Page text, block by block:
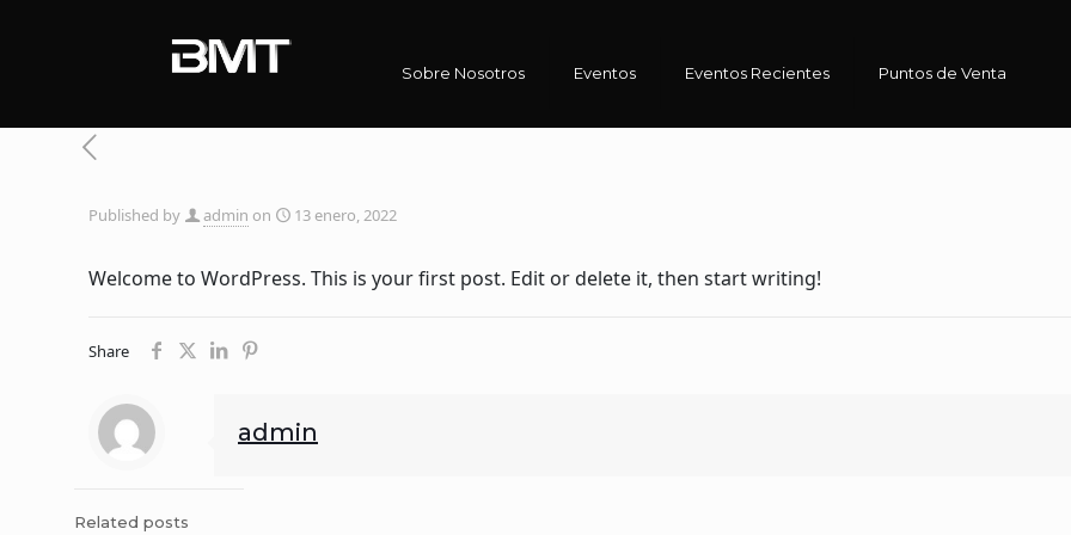
Sobre Nosotros Eventos Eventos Recientes Puntos de Venta
Published by admin on 13 enero, 2022
Welcome to WordPress. This is your first post. Edit or delete it, then start writing!
Share
admin
Related posts